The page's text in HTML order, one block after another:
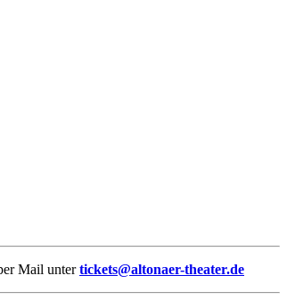
Mail untertickets@altonaer-theater.de